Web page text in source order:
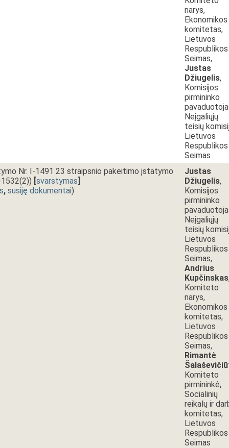
narys,
Ekonomikos
komitetas,
Lietuvos
Respublikos
Seimas,
Justas
Džiugelis,
Komisijos
pirmininko
Neįgaliųjų
teisių
Lietuvos
Respublikos
Seimas
Nr. I-1491 23 straipsnio pakeitimo įstatymo
1532(2)) [svarstymas]
, susiję dokumentai)
Justas
Džiugelis,
Komisijos
pirmininko
Neįgaliųjų
teisių
Lietuvos
Respublikos
Seimas,
Andrius
Kupčinskas
Komiteto
narys,
Ekonomikos
komitetas,
Lietuvos
Respublikos
Seimas,
Rimantė
Komiteto
pirmininkė,
Socialinių
reikalų ir
komitetas,
Lietuvos
Respublikos
Seimas